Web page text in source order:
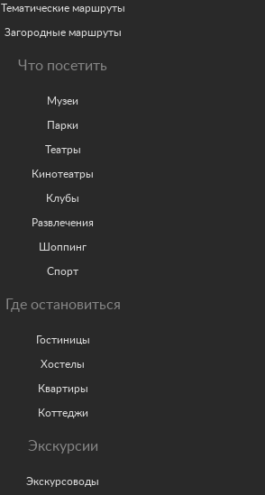
Тематические маршруты
Загородные маршруты
Что посетить
Музеи
Парки
Театры
Кинотеатры
Клубы
Развлечения
Шоппинг
Спорт
Где остановиться
Гостиницы
Хостелы
Квартиры
Коттеджи
Экскурсии
Экскурсоводы